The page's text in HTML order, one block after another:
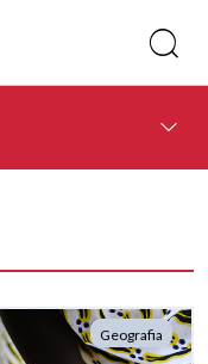
Geografia